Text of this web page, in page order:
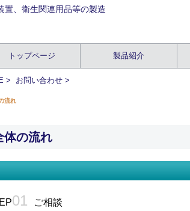
置、衛生関連用品等の製造
トップページ 製品紹介
> お問い合わせ >
流れ
体の流れ
01 ご相談